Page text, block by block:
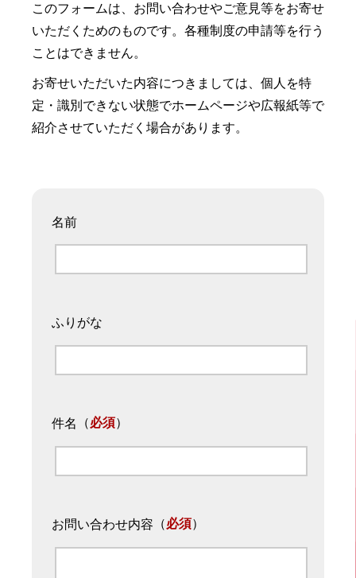
このフォームは、お問い合わせやご意見等をお寄せ
いただくためのものです。各種制度の申請等を行う
ことはできません。
お寄せいただいた内容につきましては、個人を特
定・識別できない状態でホームページや広報紙等で
紹介させていただく場合があります。
名前
ふりがな
件名 （必須）
お問い合わせ内容 （必須）